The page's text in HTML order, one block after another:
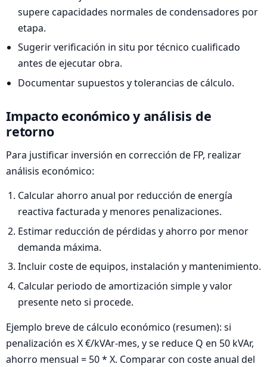
supere capacidades normales de condensadores por
etapa.
Sugerir verificación in situ por técnico cualificado
antes de ejecutar obra.
Documentar supuestos y tolerancias de cálculo.
Impacto económico y análisis de
retorno
Para justificar inversión en corrección de FP, realizar
análisis económico:
Calcular ahorro anual por reducción de energía
reactiva facturada y menores penalizaciones.
Estimar reducción de pérdidas y ahorro por menor
demanda máxima.
Incluir coste de equipos, instalación y mantenimiento.
Calcular periodo de amortización simple y valor
presente neto si procede.
Ejemplo breve de cálculo económico (resumen): si
penalización es X €/kVAr-mes, y se reduce Q en 50 kVAr,
ahorro mensual = 50 * X. Comparar con coste anual del